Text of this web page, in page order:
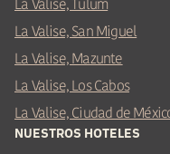
La Valise, Tulum
La Valise, San Miguel
La Valise, Mazunte
La Valise, Los Cabos
La Valise, Ciudad de
NUESTROS HOTELES